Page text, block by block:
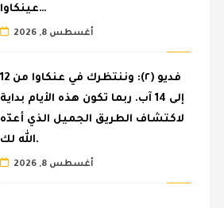
عينكاوا…
أغسطس 8, 2026
فديو (٢): وننتظرك في عنكاوا من 12
إلى 14 آب. ربما تكون هذه الأيام بداية
لاكتشاف الطريق الجميل الذي أعدّه
الله لك.
أغسطس 8, 2026